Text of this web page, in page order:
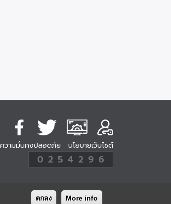
ตกลง More info
ความมั่นคงปลอดภัย นโยบายเว็บไซต์
254296
ครั้ง
0 2 5 4 2 9 6